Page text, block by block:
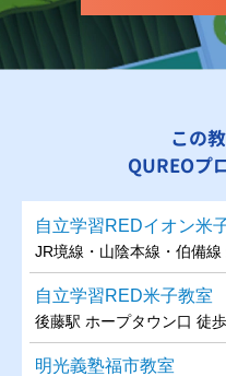
この
QUREOプ
自立学習REDイオン米
JR境線・山陰本線・伯備
自立学習RED米子教室
後藤駅 ホープタウン口 徒
明光義塾福市教室